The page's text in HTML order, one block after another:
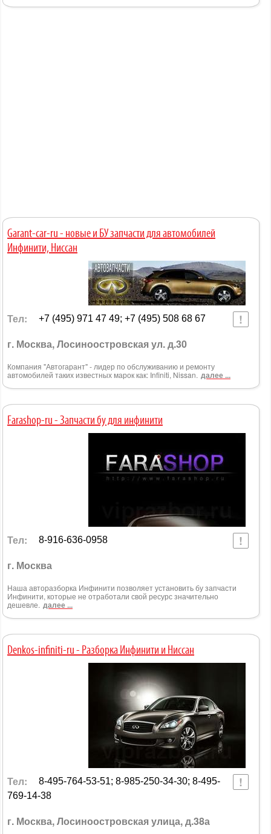
Garant-car-ru - новые и БУ запчасти для автомобилей
Инфинити, Ниссан
Тел: +7 (495) 971 47 49; +7 (495) 508 68 67
г. Москва, Лосиноостровская ул. д.30
Компания "Автогарант" - лидер по обслуживанию и ремонту
автомобилей таких известных марок как: Infiniti, Nissan. далее ...
Farashop-ru - Запчасти бу для инфинити
Тел: 8-916-636-0958
г. Москва
Наша авторазборка Инфинити позволяет установить бу запчасти
Инфинити, которые не отработали свой ресурс значительно
дешевле. далее ...
Denkos-infiniti-ru - Разборка Инфинити и Ниссан
Тел:
8-495-764-53-51; 8-985-250-34-30; 8-495-
769-14-38
г. Москва, Лосиноостровская улица, д.38а